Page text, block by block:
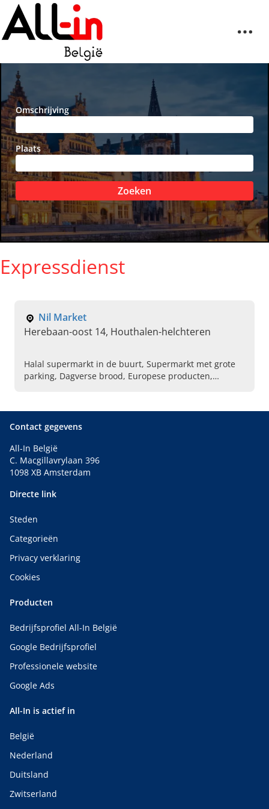
Omschrijving
Plaats
Zoeken
Expressdienst
Nil Market
Herebaan-oost 14, Houthalen-helchteren
Halal supermarkt in de buurt, Supermarkt met grote
parking, Dagverse brood, Europese producten,
gebakjes, Droge voeding, Beste super market in
omgeving
Contact gegevens
All-In België
C. Macgillavrylaan 396
1098 XB Amsterdam
Directe link
Steden
Categorieën
Privacy verklaring
Cookies
Producten
Bedrijfsprofiel All-In België
Google Bedrijfsprofiel
Professionele website
Google Ads
All-In is actief in
België
Nederland
Duitsland
Zwitserland